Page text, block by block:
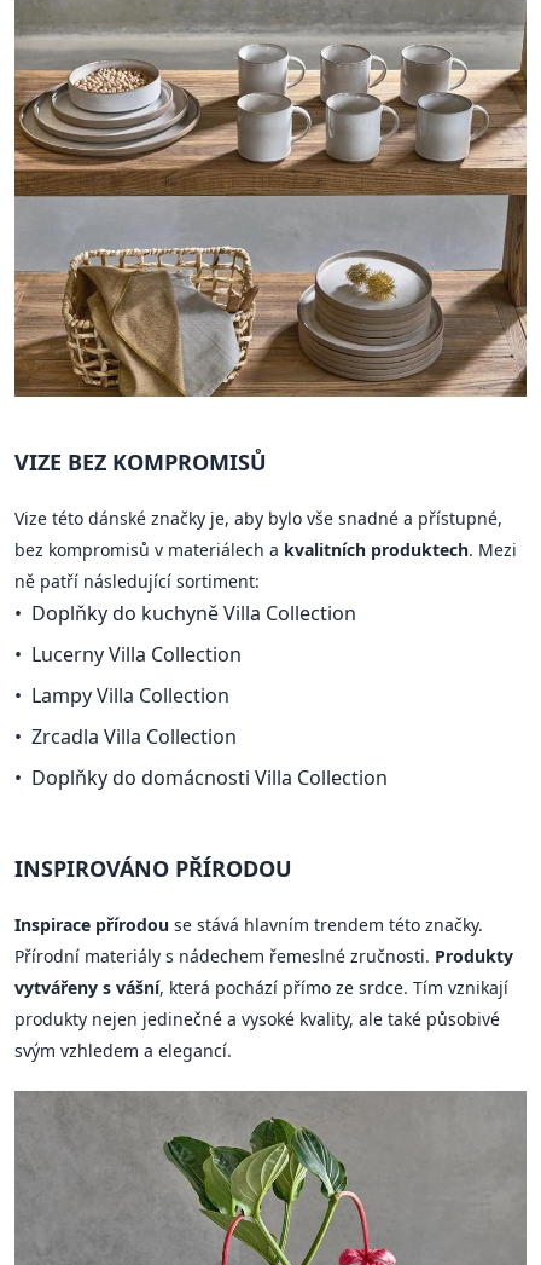
VIZE BEZ KOMPROMISŮ
Vize této dánské značky je, aby bylo vše snadné a přístupné,
bez kompromisů v materiálech a kvalitních produktech. Mezi
ně patří následující sortiment:
Doplňky do kuchyně Villa Collection
Lucerny Villa Collection
Lampy Villa Collection
Zrcadla Villa Collection
Doplňky do domácnosti Villa Collection
INSPIROVÁNO PŘÍRODOU
Inspirace přírodou se stává hlavním trendem této značky.
Přírodní materiály s nádechem řemeslné zručnosti. Produkty
vytvářeny s vášní, která pochází přímo ze srdce. Tím vznikají
produkty nejen jedinečné a vysoké kvality, ale také působivé
svým vzhledem a elegancí.